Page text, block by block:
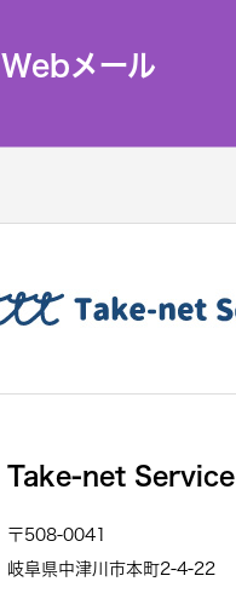
Webメール
Take-net Service
〒508-0041
岐阜県中津川市本町2-4-22